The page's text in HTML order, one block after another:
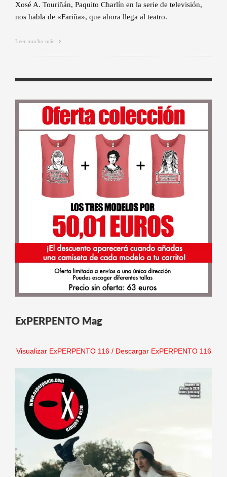
Xosé A. Touriñán, Paquito Charlín en la serie de televisión,
nos habla de «Fariña», que ahora llega al teatro.
Leer mucho más
ExPERPENTO Mag
Visualizar ExPERPENTO 116/ Descargar ExPERPENTO 116